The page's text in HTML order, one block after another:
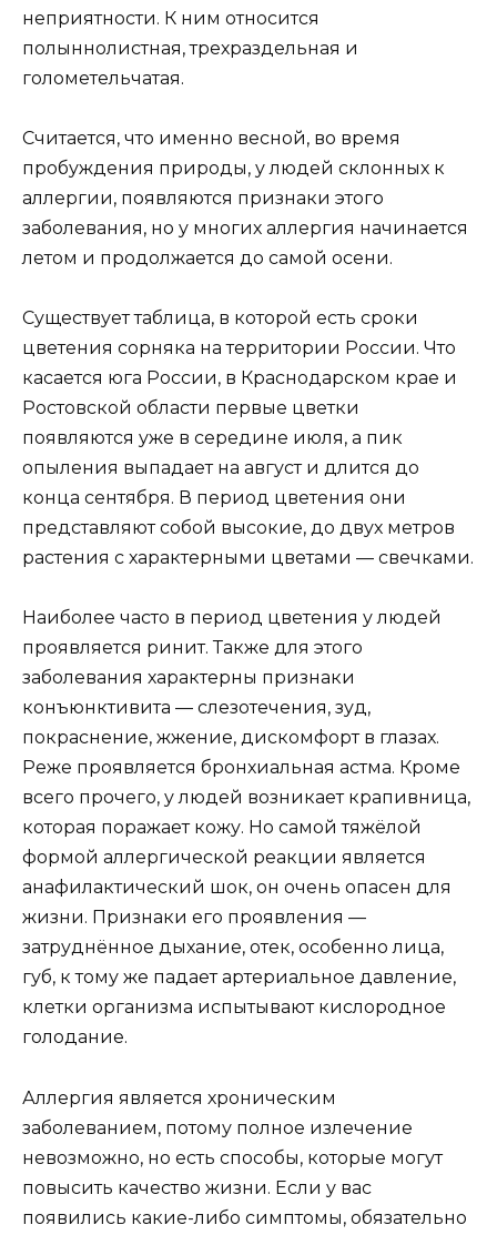
неприятности. К ним относится
полыннолистная, трехраздельная и
голометельчатая.
Считается, что именно весной, во время
пробуждения природы, у людей склонных к
аллергии, появляются признаки этого
заболевания, но у многих аллергия начинается
летом и продолжается до самой осени.
Существует таблица, в которой есть сроки
цветения сорняка на территории России. Что
касается юга России, в Краснодарском крае и
Ростовской области первые цветки
появляются уже в середине июля, а пик
опыления выпадает на август и длится до
конца сентября. В период цветения они
представляют собой высокие, до двух метров
растения с характерными цветами — свечками.
Наиболее часто в период цветения у людей
проявляется ринит. Также для этого
заболевания характерны признаки
конъюнктивита — слезотечения, зуд,
покраснение, жжение, дискомфорт в глазах.
Реже проявляется бронхиальная астма. Кроме
всего прочего, у людей возникает крапивница,
которая поражает кожу. Но самой тяжёлой
формой аллергической реакции является
анафилактический шок, он очень опасен для
жизни. Признаки его проявления —
затруднённое дыхание, отек, особенно лица,
губ, к тому же падает артериальное давление,
клетки организма испытывают кислородное
голодание.
Аллергия является хроническим
заболеванием, потому полное излечение
невозможно, но есть способы, которые могут
повысить качество жизни. Если у вас
появились какие-либо симптомы, обязательно